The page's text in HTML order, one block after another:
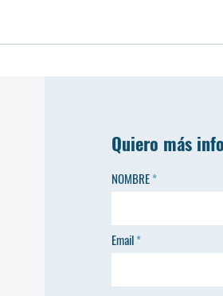
Quiero más
NOMBRE
Email